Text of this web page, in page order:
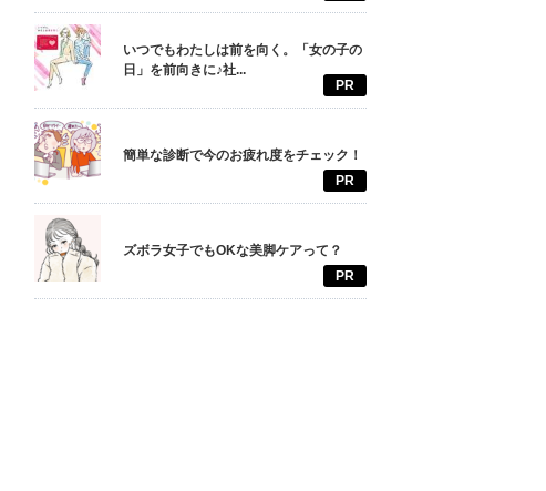
いつでもわたしは前を向く。「女の子の
日」を前向きに♪社...
PR
簡単な診断で今のお疲れ度をチェック！
PR
ズボラ女子でもOKな美脚ケアって？
PR